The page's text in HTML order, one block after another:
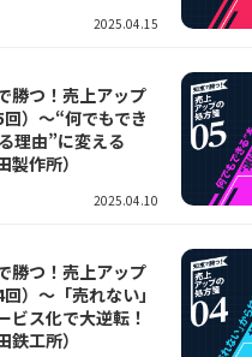
2025.04.15
勝つ！売上アップ
）～“何でもでき
理由”に変える
製作所）
2025.04.10
勝つ！売上アップ
）～「売れない」
ビス化で大逆転！
鉄工所）